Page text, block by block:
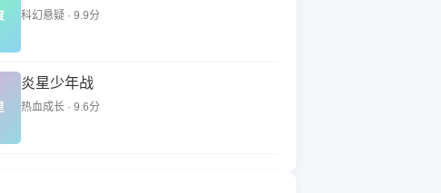
科幻悬疑 · 9.9分
炎星少年战
热血成长 · 9.6分